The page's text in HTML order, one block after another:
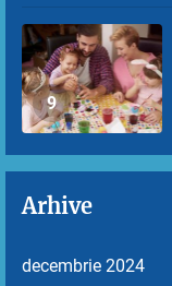
9
Arhive
decembrie 2024